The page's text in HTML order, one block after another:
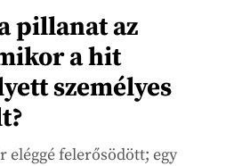
pillanat az
a hit
személyes
eléggé felerősödött; egy